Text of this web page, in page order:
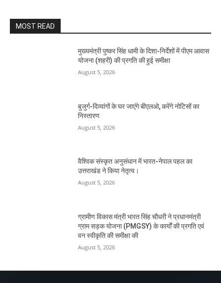
MOST READ
मुख्यमंत्री पुष्कर सिंह धामी के दिशा-निर्देशों में पीएम आवास
योजना (शहरी) की प्रगति की हुई समीक्षा
August 5, 2026
बुजुर्ग-दिव्यांगों के घर जाएंगे बीएलओ, करेंगे नोटिसों का
निस्तारण
August 5, 2026
वैश्विक संस्कृत अनुसंधान में भारत-नेपाल पहल का
उत्तराखंड ने किया नेतृत्व।
August 5, 2026
ग्रामीण विकास मंत्री भारत सिंह चौधरी ने प्रधानमंत्री
ग्राम सड़क योजना (PMGSY) के कार्यों की प्रगति एवं
वन स्वीकृति की समीक्षा की
August 5, 2026